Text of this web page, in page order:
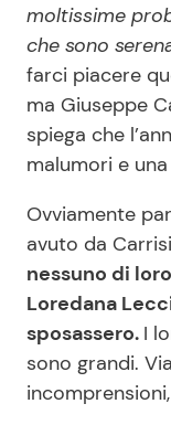
moltissime
che sono
farci piacere
ma Giuseppe
spiega che
malumori e
Ovviamente
avuto da
nessuno di
Loredana
sposassero. I
sono grandi.